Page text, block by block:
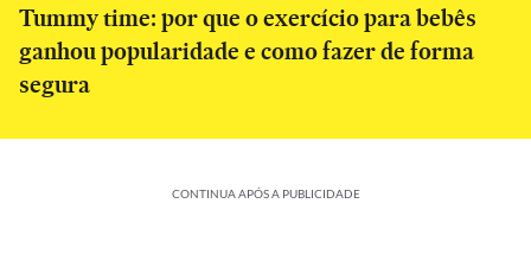
Tummy time: por que o exercício para bebês
ganhou popularidade e como fazer de forma
segura
CONTINUA APÓS A PUBLICIDADE